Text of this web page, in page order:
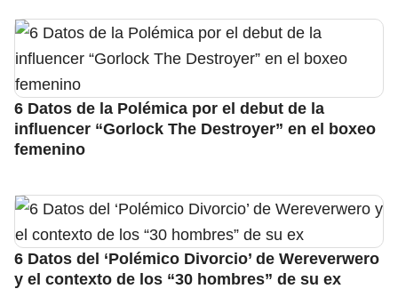
6 Datos de la Polémica por el debut de la
influencer “Gorlock The Destroyer” en el boxeo
femenino
6 Datos del ‘Polémico Divorcio’ de Wereverwero
y el contexto de los “30 hombres” de su ex